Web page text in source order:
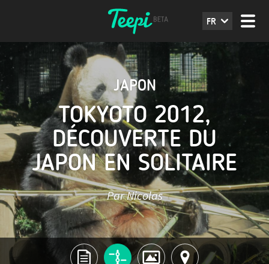
FR
JAPON
TOKYOTO 2012,
DÉCOUVERTE DU
JAPON EN SOLITAIRE
Par Nicolas